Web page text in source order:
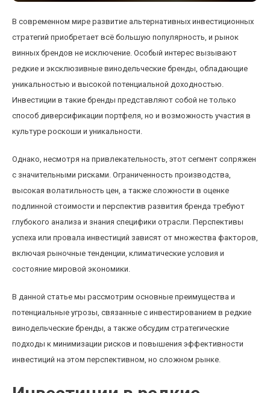
В современном мире развитие альтернативных инвестиционных
стратегий приобретает всё большую популярность, и рынок
винных брендов не исключение. Особый интерес вызывают
редкие и эксклюзивные винодельческие бренды, обладающие
уникальностью и высокой потенциальной доходностью.
Инвестиции в такие бренды представляют собой не только
способ диверсификации портфеля, но и возможность участия в
культуре роскоши и уникальности.
Однако, несмотря на привлекательность, этот сегмент сопряжен
с значительными рисками. Ограниченность производства,
высокая волатильность цен, а также сложности в оценке
подлинной стоимости и перспектив развития бренда требуют
глубокого анализа и знания специфики отрасли. Перспективы
успеха или провала инвестиций зависят от множества факторов,
включая рыночные тенденции, климатические условия и
состояние мировой экономики.
В данной статье мы рассмотрим основные преимущества и
потенциальные угрозы, связанные с инвестированием в редкие
винодельческие бренды, а также обсудим стратегические
подходы к минимизации рисков и повышения эффективности
инвестиций на этом перспективном, но сложном рынке.